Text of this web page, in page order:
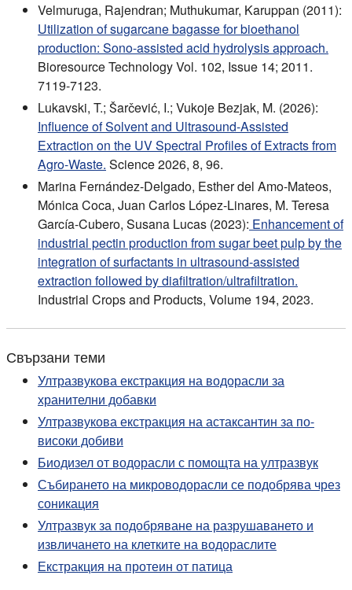
Velmuruga, Rajendran; Muthukumar, Karuppan (2011):
Utilization of sugarcane bagasse for bioethanol
production: Sono-assisted acid hydrolysis approach.
Bioresource Technology Vol. 102, Issue 14; 2011.
7119-7123.
Lukavski, T.; Šarčević, I.; Vukoje Bezjak, M. (2026):
Influence of Solvent and Ultrasound-Assisted
Extraction on the UV Spectral Profiles of Extracts from
Agro-Waste. Science 2026, 8, 96.
Marina Fernández-Delgado, Esther del Amo-Mateos,
Mónica Coca, Juan Carlos López-Linares, M. Teresa
García-Cubero, Susana Lucas (2023): Enhancement of
industrial pectin production from sugar beet pulp by the
integration of surfactants in ultrasound-assisted
extraction followed by diafiltration/ultrafiltration.
Industrial Crops and Products, Volume 194, 2023.
Свързани теми
Ултразвукова екстракция на водорасли за
хранителни добавки
Ултразвукова екстракция на астаксантин за по-
високи добиви
Биодизел от водорасли с помощта на ултразвук
Събирането на микроводорасли се подобрява чрез
соникация
Ултразвук за подобряване на разрушаването и
извличането на клетките на водораслите
Екстракция на протеин от патица